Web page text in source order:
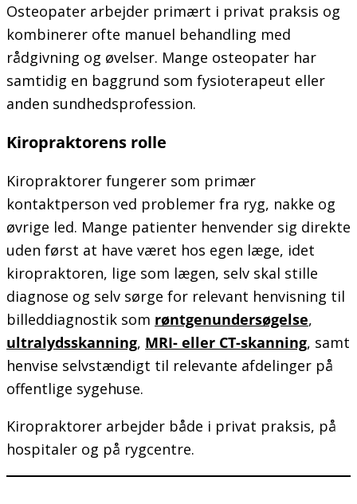
Osteopater arbejder primært i privat praksis og
kombinerer ofte manuel behandling med
rådgivning og øvelser. Mange osteopater har
samtidig en baggrund som fysioterapeut eller
anden sundhedsprofession.
Kiropraktorens rolle
Kiropraktorer fungerer som primær
kontaktperson ved problemer fra ryg, nakke og
øvrige led. Mange patienter henvender sig direkte
uden først at have været hos egen læge, idet
kiropraktoren, lige som lægen, selv skal stille
diagnose og selv sørge for relevant henvisning til
billeddiagnostik som røntgenundersøgelse,
ultralydsskanning, MRI- eller CT-skanning, samt
henvise selvstændigt til relevante afdelinger på
offentlige sygehuse.
Kiropraktorer arbejder både i privat praksis, på
hospitaler og på rygcentre.